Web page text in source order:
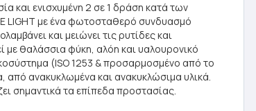
και ενισχυμένη 2 σε 1 δράση κατά των
LIGHT με ένα φωτοσταθερό συνδυασμό
και μειώνει τις ρυτίδες και
θαλάσσια φύκη, αλόη και υαλουρονικό
(ISO 1253 & προσαρμοσμένο από το
ανακυκλωμένα και ανακυκλώσιμα υλικά.
σημαντικά τα επίπεδα προστασίας.